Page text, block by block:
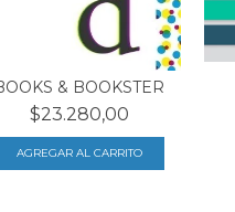
& BOOKSTER
$23.280,00